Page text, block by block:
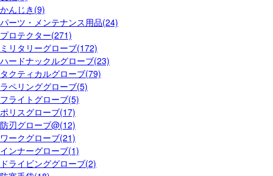
かんじき(9)
パーツ・メンテナンス用品(24)
プロテクター(271)
ミリタリーグローブ(172)
ハードナックルグローブ(23)
タクティカルグローブ(79)
ラペリンググローブ(5)
フライトグローブ(5)
ポリスグローブ(17)
防刃グローブ@(12)
ワークグローブ(21)
インナーグローブ(1)
ドライビンググローブ(2)